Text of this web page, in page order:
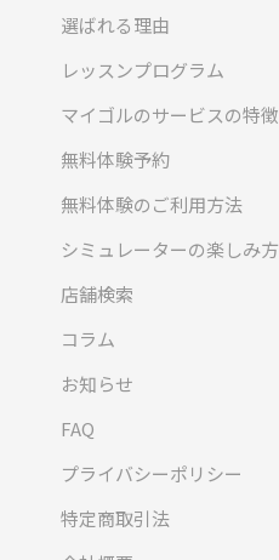
選ばれる理由
レッスンプログラム
マイゴルのサービスの特徴
無料体験予約
無料体験のご利用方法
シミュレーターの楽しみ方
店舗検索
コラム
お知らせ
FAQ
プライバシーポリシー
特定商取引法